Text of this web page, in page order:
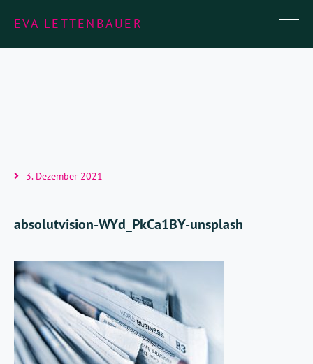
EVA LETTENBAUER
3. Dezember 2021
absolutvision-WYd_PkCa1BY-unsplash